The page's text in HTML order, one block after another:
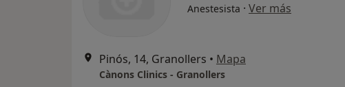
Anestesista · Ver más
Pinós, 14, Granollers • Mapa
Cànons Clinics - Granollers